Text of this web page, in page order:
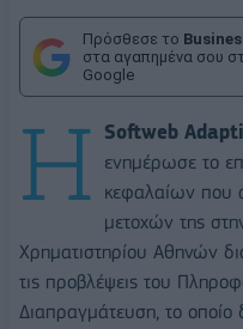
Πρόσθεσε το
στα αγαπημένα σου
Google
Η
Softweb
ενημέρωσε το
κεφαλαίων που
μετοχών της
Χρηματιστηρίου Αθηνών
τις προβλέψεις του
Διαπραγμάτευση, το οποίο